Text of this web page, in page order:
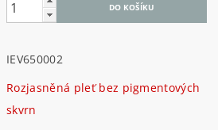
IEV650002
Rozjasněná pleť bez pigmentových
skvrn